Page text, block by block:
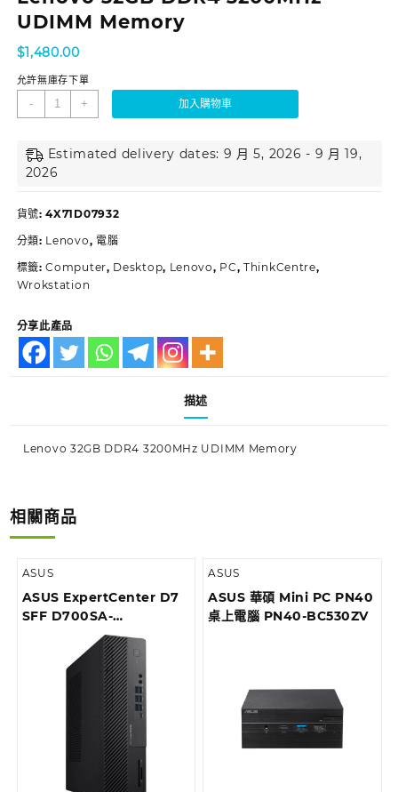
UDIMM Memory
$1,480.00
允許無庫存下單
- + 加入購物車
Estimated delivery dates: 9 月 5, 2026 - 9 月 19,
2026
貨號:4X71D07932
分類: Lenovo, 電腦
標籤:Computer, Desktop, Lenovo, PC,ThinkCentre,
Wrokstation
分享此產品
描述
Lenovo 32GB DDR4 3200MHz UDIMM Memory
相關商品
ASUS
ASUS ExpertCenter D7
SFF D700SA-
710700018T Desktop
ASUS
ASUS 華碩 Mini PC PN40
桌上電腦 PN40-BC530ZV